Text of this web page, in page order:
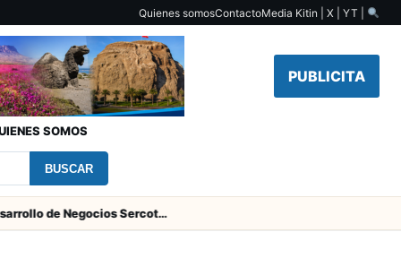
Quienes somosContactoMedia Kitin | X | YT |
PUBLICITA
SOMOS
BUSCAR
Centro de Desarrollo de Negocios Sercotec-INACAP inaugura Academia de Mujeres Empresarias 2026